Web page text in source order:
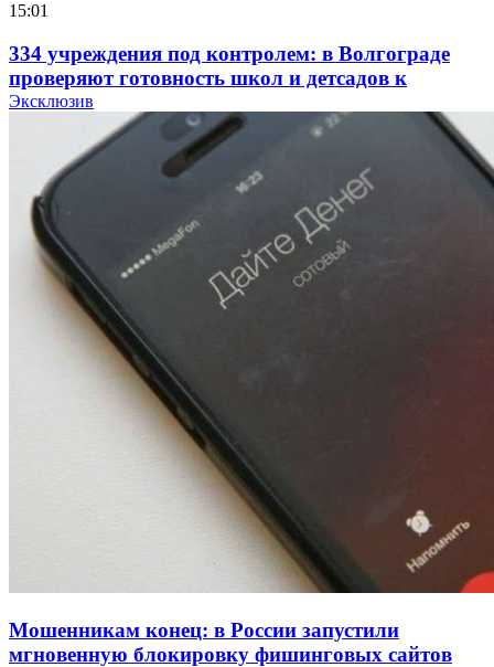
15:01
334 учреждения под контролем: в Волгограде
проверяют готовность школ и детсадов к
учебному году
Покушение на убийство в Волгограде: девушка
напала на незнакомую женщину с ножом
12:39
Сладкий праздник в Волгограде: в Центральном
парке прошёл фестиваль „Арбузный переполох“
Волгоградские компании нарастили экспорт:
заключены контракты на 3,6 млн долларов
Эксклюзив
Мошенникам конец: в России запустили
мгновенную блокировку фишинговых сайтов